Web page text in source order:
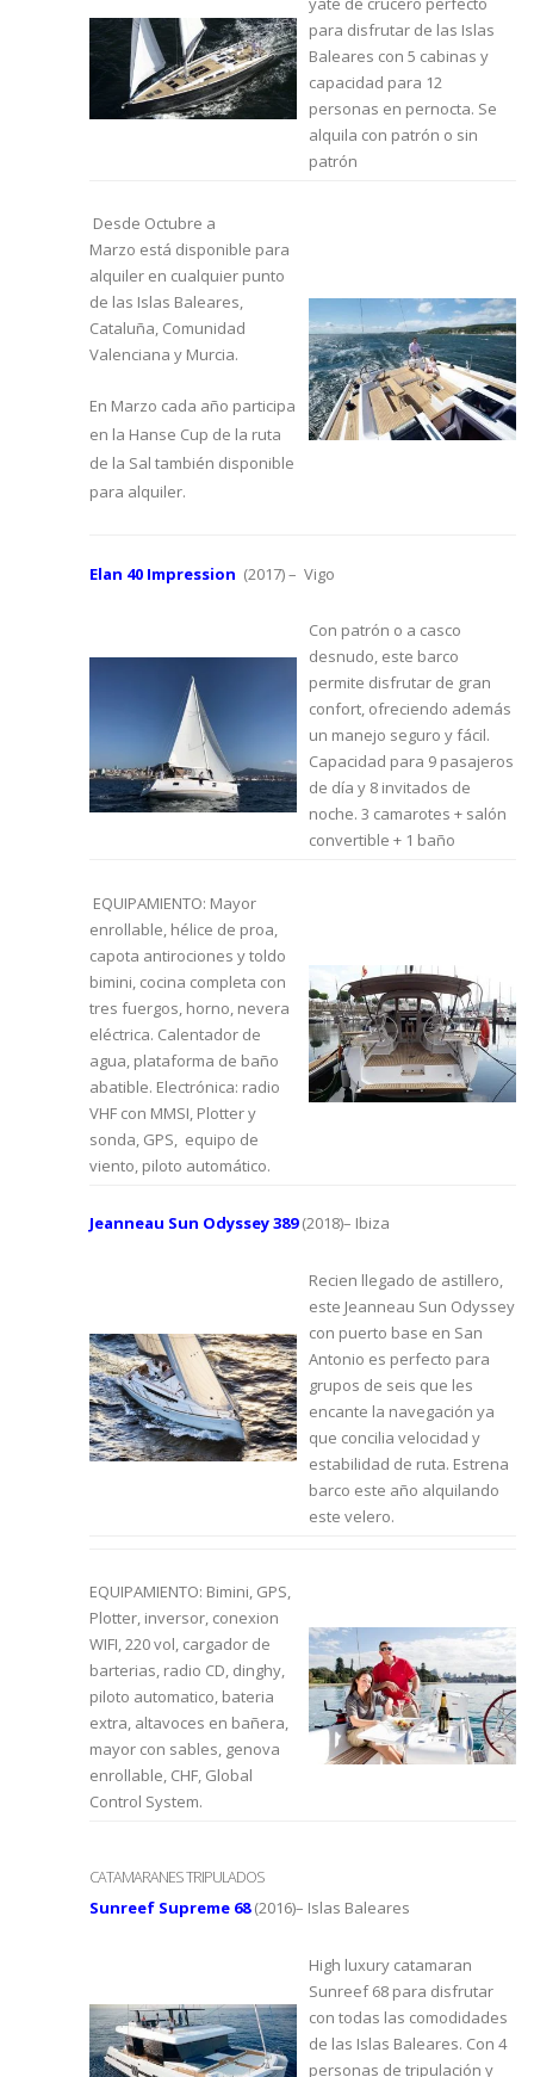
para disfrutar de las Islas
Baleares con 5 cabinas y
capacidad para 12
personas en pernocta. Se
alquila con patrón o sin
patrón
Desde Octubre a
Marzo está disponible para
alquiler en cualquier punto
de las Islas Baleares,
Cataluña, Comunidad
Valenciana y Murcia.
En Marzo cada año participa
en la Hanse Cup de la ruta
de la Sal también disponible
para alquiler.
Elan 40 Impression (2017) – Vigo
Con patrón o a casco
desnudo, este barco
permite disfrutar de gran
confort, ofreciendo además
un manejo seguro y fácil.
Capacidad para 9 pasajeros
de día y 8 invitados de
noche. 3 camarotes + salón
convertible + 1 baño
EQUIPAMIENTO: Mayor
enrollable, hélice de proa,
capota antirociones y toldo
bimini, cocina completa con
tres fuergos, horno, nevera
eléctrica. Calentador de
agua, plataforma de baño
abatible. Electrónica: radio
VHF con MMSI, Plotter y
sonda, GPS, equipo de
viento, piloto automático.
Jeanneau Sun Odyssey 389(2018)– Ibiza
Recien llegado de astillero,
este Jeanneau Sun Odyssey
con puerto base en San
Antonio es perfecto para
grupos de seis que les
encante la navegación ya
que concilia velocidad y
estabilidad de ruta. Estrena
barco este año alquilando
este velero.
EQUIPAMIENTO: Bimini, GPS,
Plotter, inversor, conexion
WIFI, 220 vol, cargador de
barterias, radio CD, dinghy,
piloto automatico, bateria
extra, altavoces en bañera,
mayor con sables, genova
enrollable, CHF, Global
Control System.
CATAMARANES TRIPULADOS
Sunreef Supreme 68(2016)– Islas Baleares
High luxury catamaran
Sunreef 68 para disfrutar
con todas las comodidades
de las Islas Baleares. Con 4
personas de tripulación y